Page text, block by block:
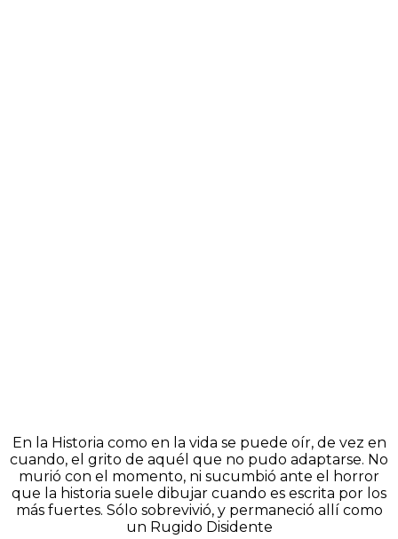
En la Historia como en la vida se puede oír, de vez en
cuando, el grito de aquél que no pudo adaptarse. No
murió con el momento, ni sucumbió ante el horror
que la historia suele dibujar cuando es escrita por los
más fuertes. Sólo sobrevivió, y permaneció allí como
un Rugido Disidente